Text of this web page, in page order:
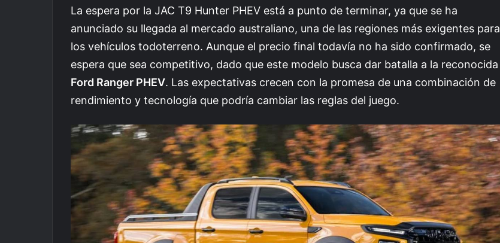
La espera por la JAC T9 Hunter PHEV está a punto de terminar, ya que se ha
anunciado su llegada al mercado australiano, una de las regiones más exigentes para
los vehículos todoterreno. Aunque el precio final todavía no ha sido confirmado, se
espera que sea competitivo, dado que este modelo busca dar batalla a la reconocida
Ford Ranger PHEV. Las expectativas crecen con la promesa de una combinación de
rendimiento y tecnología que podría cambiar las reglas del juego.